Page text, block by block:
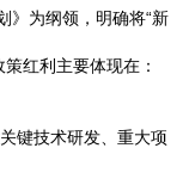
》为纲领，明确将“新
红利主要体现在：
键技术研发、重大项